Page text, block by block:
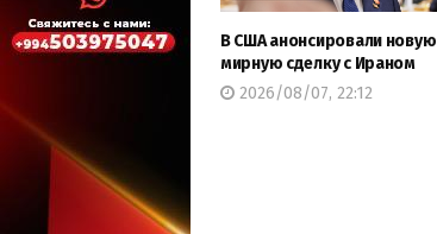
В США анонсировали новую
мирную сделку с Ираном
2026/08/07, 22:12